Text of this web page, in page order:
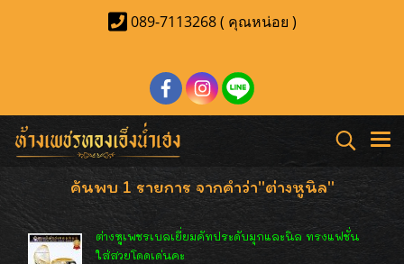
089-7113268 ( คุณหน่อย )
ค้นพบ 1 รายการ จากคำว่า"ต่างหูนิล"
ต่างหูเพชรเบลเยี่ยมคัทประดับมุกและนิล ทรงแฟชั่น
ใส่สวยโดดเด่นคะ